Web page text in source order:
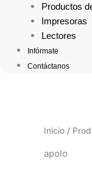
Productos
Impresoras
Lectores
Infórmate
Contáctanos
Inicio /
apolo